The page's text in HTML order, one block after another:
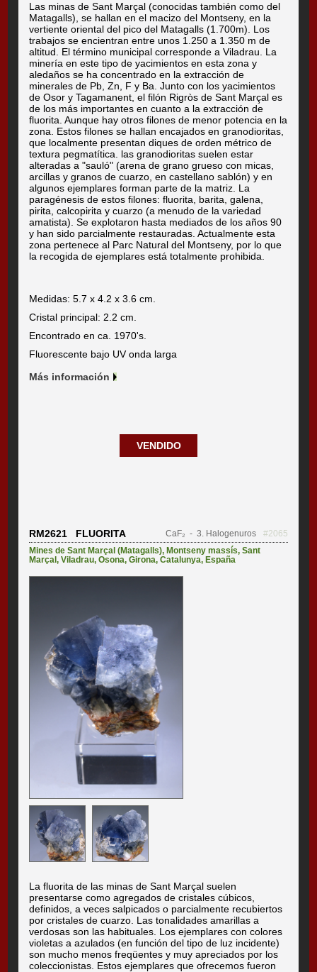
Las minas de Sant Marçal (conocidas también como del
Matagalls), se hallan en el macizo del Montseny, en la
vertiente oriental del pico del Matagalls (1.700m). Los
trabajos se encientran entre unos 1.250 a 1.350 m de
altitud. El término municipal corresponde a Viladrau. La
minería en este tipo de yacimientos en esta zona y
aledaños se ha concentrado en la extracción de
minerales de Pb, Zn, F y Ba. Junto con los yacimientos
de Osor y Tagamanent, el filón Rigròs de Sant Marçal es
de los más importantes en cuanto a la extracción de
fluorita. Aunque hay otros filones de menor potencia en la
zona. Estos filones se hallan encajados en granodioritas,
que localmente presentan diques de orden métrico de
textura pegmatítica. las granodioritas suelen estar
alteradas a "sauló" (arena de grano grueso con micas,
arcillas y granos de cuarzo, en castellano sablón) y en
algunos ejemplares forman parte de la matriz. La
paragénesis de estos filones: fluorita, barita, galena,
pirita, calcopirita y cuarzo (a menudo de la variedad
amatista). Se explotaron hasta mediados de los años 90
y han sido parcialmente restauradas. Actualmente esta
zona pertenece al Parc Natural del Montseny, por lo que
la recogida de ejemplares está totalmente prohibida.
Medidas: 5.7 x 4.2 x 3.6 cm.
Cristal principal: 2.2 cm.
Encontrado en ca. 1970's.
Fluorescente bajo UV onda larga
Más información
VENDIDO
RM2621 FLUORITA CaF₂ - 3. Halogenuros
#2065
Mines de Sant Marçal (Matagalls), Montseny massís,Sant
Marçal,Viladrau,Osona,Girona,Catalunya, España
La fluorita de las minas de Sant Marçal suelen
presentarse como agregados de cristales cúbicos,
definidos, a veces salpicados o parcialmente recubiertos
por cristales de cuarzo. Las tonalidades amarillas a
verdosas son las habituales. Los ejemplares con colores
violetas a azulados (en función del tipo de luz incidente)
son mucho menos freqüentes y muy apreciados por los
coleccionistas. Estos ejemplares que ofrecemos fueron